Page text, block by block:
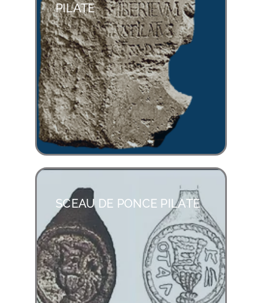
PILATE
SCEAU DE PONCE PILATE